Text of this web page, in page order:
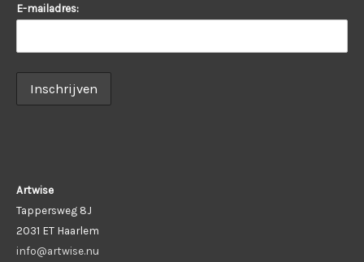
E-mailadres:
Artwise
Tappersweg 8J
2031 ET Haarlem
info@artwise.nu